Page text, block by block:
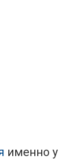
именно у